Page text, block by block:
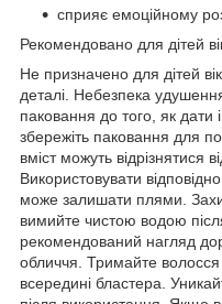
сприяє емоційному
Рекомендовано для дітей
Не призначено для дітей
деталі. Небезпека
паковання до того, як дати
збережіть паковання для
вміст можуть відрізнятися
Використовувати
може залишати плями.
вимийте чистою водою
рекомендований нагляд
обличчя. Тримайте волосся
всередині бластера.